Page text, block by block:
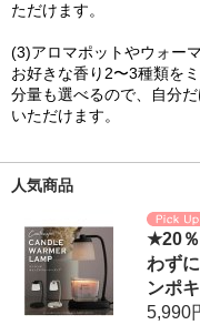
ただけます。
(3)アロマポットやウォー
お好きな香り2〜3種類を
分量も選べるので、自分
いただけます。
人気商品
★20
わず
ンポ
5,990